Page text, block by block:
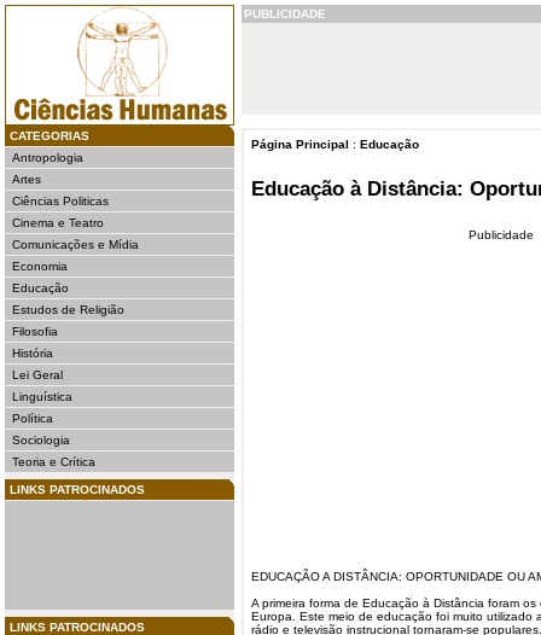
CATEGORIAS
Antropologia
Artes
Ciências Politicas
Cinema e Teatro
Comunicações e Mídia
Economia
Educação
Estudos de Religião
Filosofia
História
Lei Geral
Linguística
Política
Sociologia
Teoria e Crítica
LINKS PATROCINADOS
LINKS PATROCINADOS
PUBLICIDADE
Página Principal : Educação
Educação à Distância:
Publicidade
EDUCAÇÃO A DISTÂNCIA: OPORTUNIDADE OU
A primeira forma de Educação à Distância foram
Europa. Este meio de educação foi muito utilizado
rádio e televisão instrucional tornaram-se